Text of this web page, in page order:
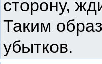
сторону,
Таким
убытков.